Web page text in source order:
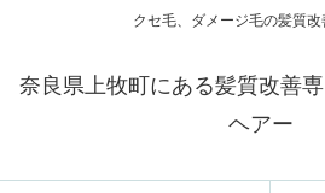
クセ毛、ダメージ毛の髪質
奈良県上牧町にある髪質改
ヘアー